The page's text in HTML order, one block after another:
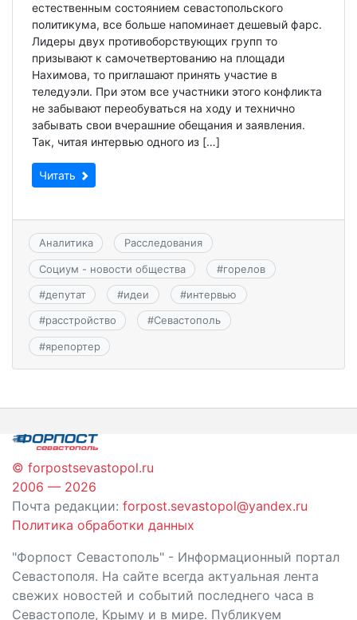
естественным состоянием севастопольского
политикума, все больше напоминает дешевый фарс.
Лидеры двух противоборствующих групп то
призывают к самочетвертованию на площади
Нахимова, то приглашают принять участие в
теледуэли. При этом все участники этого конфликта
не забывают переобуваться на ходу и технично
забывать свои вчерашние обещания и заявления.
Так, читая интервью одного из […]
Читать
Аналитика Расследования
Социум - новости общества #горелов
#депутат #идеи #интервью
#расстройство #Севастополь
#ярепортер
© forpostsevastopol.ru
2006 — 2026
Почта редакции: forpost.sevastopol@yandex.ru
Политика обработки данных
"Форпост Севастополь" - Информационный портал
Севастополя. На сайте всегда актуальная лента
свежих новостей и событий последнего часа в
Севастополе, Крыму и в мире. Публикуем